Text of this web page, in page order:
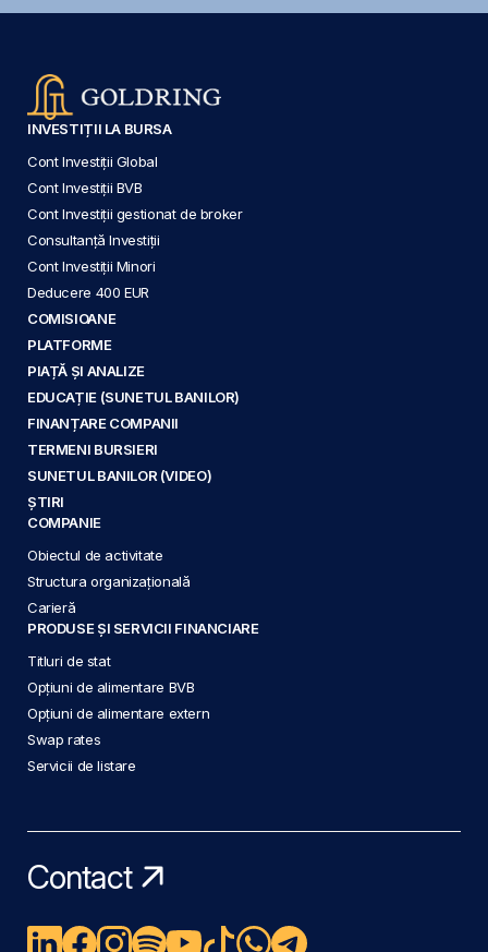
INVESTIȚII LA BURSA
Cont Investiții Global
Cont Investiții BVB
Cont Investiții gestionat de broker
Consultanță Investiții
Cont Investiții Minori
Deducere 400 EUR
COMISIOANE
PLATFORME
PIAȚĂ ȘI ANALIZE
EDUCAȚIE (SUNETUL BANILOR)
FINANȚARE COMPANII
TERMENI BURSIERI
SUNETUL BANILOR (VIDEO)
ȘTIRI
COMPANIE
Obiectul de activitate
Structura organizațională
Carieră
PRODUSE ȘI SERVICII FINANCIARE
Titluri de stat
Opțiuni de alimentare BVB
Opțiuni de alimentare extern
Swap rates
Servicii de listare
Contact